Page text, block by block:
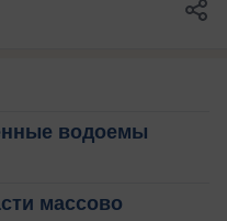
водоемы
массово